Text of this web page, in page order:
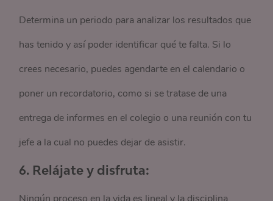
Determina un periodo para analizar los resultados que
has tenido y así poder identificar qué te falta. Si lo
crees necesario, puedes agendarte en el calendario o
poner un recordatorio, como si se tratase de una
entrega de informes en el colegio o una reunión con tu
jefe a la cual no puedes dejar de asistir.
6. Relájate y disfruta: